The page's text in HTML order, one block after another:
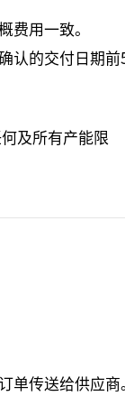
费用一致。
认的交付日期前
及所有产能限
单传送给供应商